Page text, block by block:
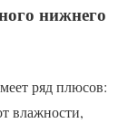
нижнего
ряд плюсов:
влажности,